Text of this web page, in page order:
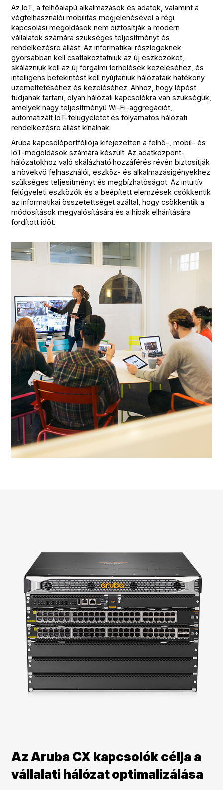
Az IoT, a felhőalapú alkalmazások és adatok, valamint a
végfelhasználói mobilitás megjelenésével a régi
kapcsolási megoldások nem biztosítják a modern
vállalatok számára szükséges teljesítményt és
rendelkezésre állást. Az informatikai részlegeknek
gyorsabban kell csatlakoztatniuk az új eszközöket,
skálázniuk kell az új forgalmi terhelések kezeléséhez, és
intelligens betekintést kell nyújtaniuk hálózataik hatékony
üzemeltetéséhez és kezeléséhez. Ahhoz, hogy lépést
tudjanak tartani, olyan hálózati kapcsolókra van szükségük,
amelyek nagy teljesítményű Wi-Fi-aggregációt,
automatizált IoT-felügyeletet és folyamatos hálózati
rendelkezésre állást kínálnak.
Aruba kapcsolóportfóliója kifejezetten a felhő-, mobil- és
IoT-megoldások számára készült. Az adatközpont-
hálózatokhoz való skálázható hozzáférés révén biztosítják
a növekvő felhasználói, eszköz- és alkalmazásigényekhez
szükséges teljesítményt és megbízhatóságot. Az intuitív
felügyeleti eszközök és a beépített elemzések csökkentik
az informatikai összetettséget azáltal, hogy csökkentik a
módosítások megvalósítására és a hibák elhárítására
fordított időt.
Az Aruba CX kapcsolók célja a
vállalati hálózat optimalizálása